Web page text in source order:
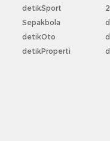
detikSport
Sepakbola
detikOto
detikProperti